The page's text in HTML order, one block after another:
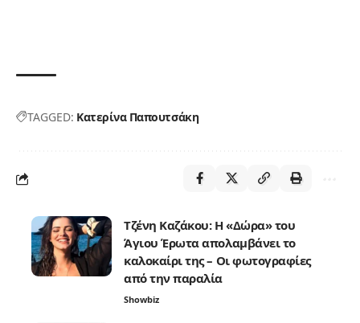
TAGGED: Κατερίνα Παπουτσάκη
Τζένη Καζάκου: Η «Δώρα» του
Άγιου Έρωτα απολαμβάνει το
καλοκαίρι της – Οι φωτογραφίες
από την παραλία
Showbiz